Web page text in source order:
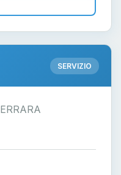
SERVIZIO